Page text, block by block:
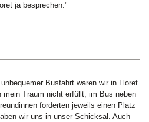
ja besprechen."
Busfahrt waren wir in Lloret
Traum nicht erfüllt, im Bus neben
forderten jeweils einen Platz
wir uns in unser Schicksal. Auch